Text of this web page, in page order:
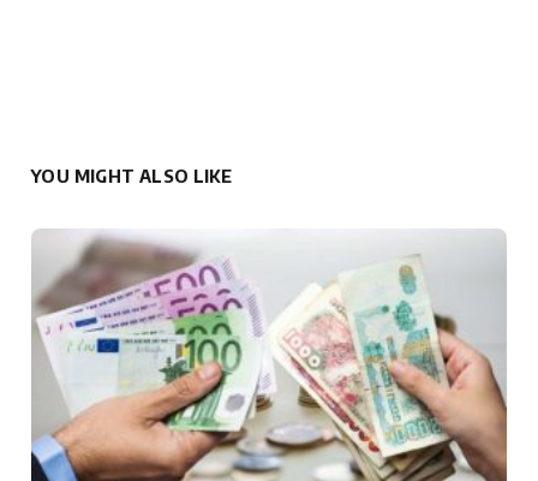
YOU MIGHT ALSO LIKE